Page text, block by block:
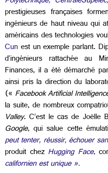
prestigieuses françaises
ingénieurs de haut niveau qui
américains des technologies
Cunest un exemple parlant.
d’ingénieurs rattachée au
Finances, il a été démarché
ainsi pris la direction du
(« Facebook Artificial
la suite, de nombreux
Valley. C’est le cas de Joëlle
Google, qui salue cette
peut tenter, réussir, échouer
produit chez Hugging Face,
californien est unique ».